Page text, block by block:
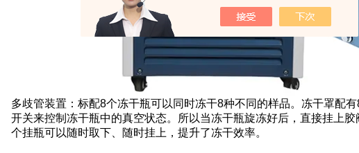
多歧管装置：标配8个冻干瓶可以同时冻干8种不同的样品。冻干罩配
开关来控制冻干瓶中的真空状态。所以当冻干瓶旋冻好后，直接挂上
个挂瓶可以随时取下、随时挂上，提升了冻干效率。